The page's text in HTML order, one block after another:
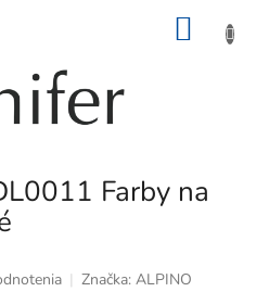
Farby na
Značka: ALPINO